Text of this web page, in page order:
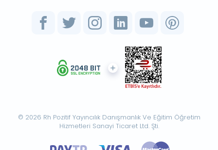
© 2026 Rh Pozitif Yayıncılık Danışmanlık Ve Eğitim Öğretim
Hizmetleri Sanayi Ticaret Ltd. Şti.